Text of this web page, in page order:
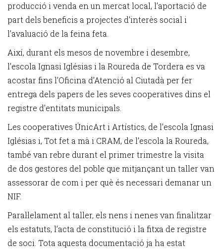
producció i venda en un mercat local, l’aportació de
part dels beneficis a projectes d'interès social i
l’avaluació de la feina feta.
Així, durant els mesos de novembre i desembre,
l’escola Ignasi Iglésias i la Roureda de Tordera es va
acostar fins l’Oficina d’Atenció al Ciutadà per fer
entrega dels papers de les seves cooperatives dins el
registre d’entitats municipals.
Les cooperatives ÚnicArt i Artístics, de l’escola Ignasi
Iglésias i, Tot fet a mà i CRAM, de l’escola la Roureda,
també van rebre durant el primer trimestre la visita
de dos gestores del poble que mitjançant un taller van
assessorar de com i per què és necessari demanar un
NIF.
Paral·lelament al taller, els nens i nenes van finalitzar
els estatuts, l’acta de constitució i la fitxa de registre
de soci. Tota aquesta documentació ja ha estat